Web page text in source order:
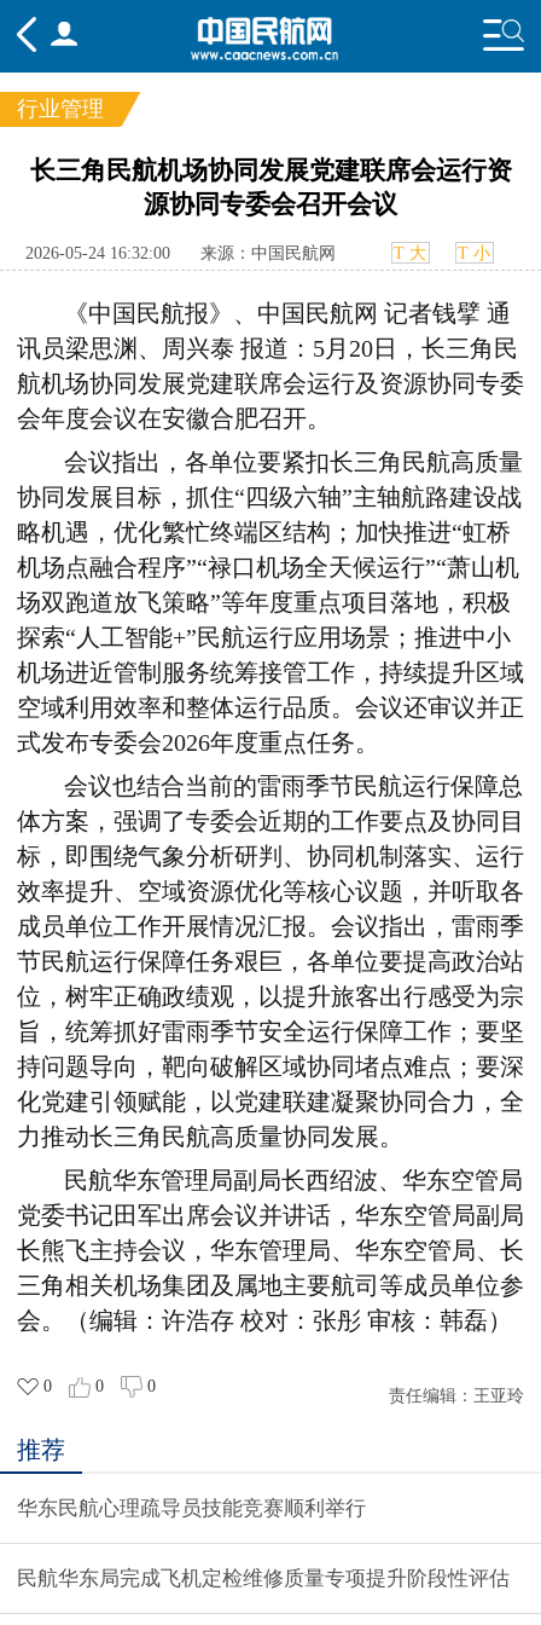
频道
要闻 国内 国际
航图 智库 专题 舆情
行业管理
长三角民航机场协同发展党建联席会运行资
源协同专委会召开会议
2026-05-24 16:32:00 来源：中国民航网 T 大 T 小
《中国民航报》、中国民航网 记者钱擘 通
讯员梁思渊、 周兴泰 报道： 5月 20日，长三角民
航机场协同发展党建联席会运行及资源协同专委
会年度会议在安徽合肥召开。
会议指出，各单位要紧扣长三角民航高质量
协同发展目标，抓住“四级六轴”主轴航路建设战
略机遇，优化繁忙终端区结构；加快推进“虹桥
机场点融合程序”“禄口机场全天候运行”“萧山机
场双跑道放飞策略”等年度重点项目落地，积极
探索“人工智能+”民航运行应用场景；推进中小
机场进近管制服务统筹接管工作，持续提升区域
空域利用效率和整体运行品质。会议还审议并正
式发布专委会2026年度重点任务。
会议也结合当前的雷雨季节民航运行保障总
体方案，强调了专委会近期的工作要点及协同目
标，即围绕气象分析研判、协同机制落实、运行
效率提升、空域资源优化等核心议题，并听取各
成员单位工作开展情况汇报。会议指出，雷雨季
节民航运行保障任务艰巨，各单位要提高政治站
位，树牢正确政绩观，以提升旅客出行感受为宗
旨，统筹抓好雷雨季节安全运行保障工作；要坚
持问题导向，靶向破解区域协同堵点难点；要深
化党建引领赋能，以党建联建凝聚协同合力，全
力推动长三角民航高质量协同发展。
民航华东管理局副局长西绍波、华东空管局
党委书记田军出席会议并讲话，华东空管局副局
长熊飞主持会议，华东管理局、华东空管局、长
三角相关机场集团及属地主要航司等成员单位参
会。（编辑：许浩存 校对：张彤 审核：韩磊）
0 0 0
责任编辑： 王亚玲
推荐
华东民航心理疏导员技能竞赛顺利举行
民航华东局完成飞机定检维修质量专项提升阶段性评估